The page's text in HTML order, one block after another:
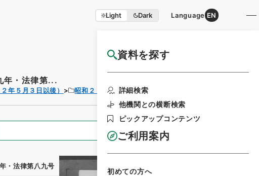
Light Dark Language EN
資料を探す
詳細検索
他機関との横断検索
ピックアップコンテンツ
ご利用案内
初めての方へ
国立公文書館HP利用案内
年・法律第...
年５月３日以後） 昭和２９年 法律
全ての情報
・法律第八九号